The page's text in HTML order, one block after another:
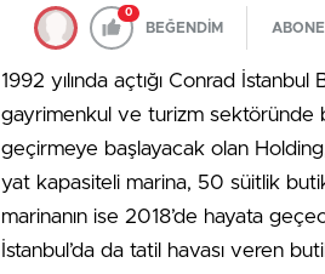
0
BEĞENDİM
1992 yılında açtığı Conrad
gayrimenkul ve turizm sektöründe
geçirmeye başlayacak olan
yat kapasiteli marina, 50 süitlik
marinanın ise 2018’de hayata
İstanbul’da da tatil havası veren